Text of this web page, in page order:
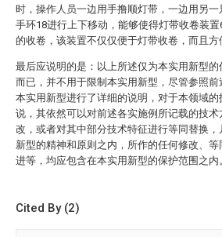
时，操作人员一边用手撸顺灯带，一边用另一
手环18进行上下移动，能够使得灯带收卷装置
的收卷，该装置不仅仅便于灯带收卷，而且方
最后应说明的是：以上所述仅为本实用新型的
而已，并不用于限制本实用新型，尽管参照前
本实用新型进行了详细的说明，对于本领域的
说，其依然可以对前述各实施例所记载的技术
改，或者对其中部分技术特征进行等同替换，
新型的精神和原则之内，所作的任何修改、等
进等，均应包含在本实用新型的保护范围之内
Cited By (2)